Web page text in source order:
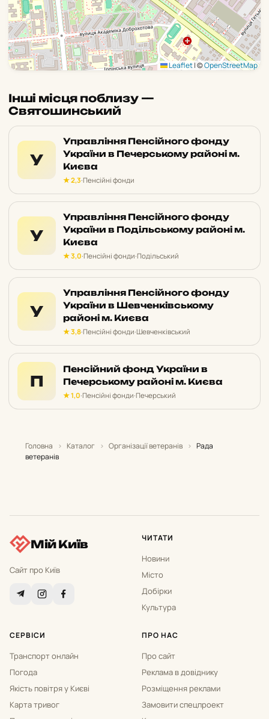
Leaflet|©OpenStreetMap
Інші місця поблизу —
Святошинський
У
Управління Пенсійного фонду
України в Печерському районі м.
Києва
★ 2,3·Пенсійні фонди
У
Управління Пенсійного фонду
України в Подільському районі м.
Києва
★ 3,0·Пенсійні фонди·Подільський
У
Управління Пенсійного фонду
України в Шевченківському
районі м. Києва
★ 3,8·Пенсійні фонди·Шевченківський
П
Пенсійний фонд України в
Печерському районі м. Києва
★ 1,0·Пенсійні фонди·Печерський
Головна › Каталог › Організації ветеранів › Рада
ветеранів
Мій Київ
Сайт про Київ
ЧИТАТИ
Новини
Місто
Добірки
Культура
СЕРВІСИ
Транспорт онлайн
Погода
Якість повітря у Києві
Карта тривог
ПРО НАС
Про сайт
Реклама в довіднику
Розміщення реклами
Замовити спецпроект